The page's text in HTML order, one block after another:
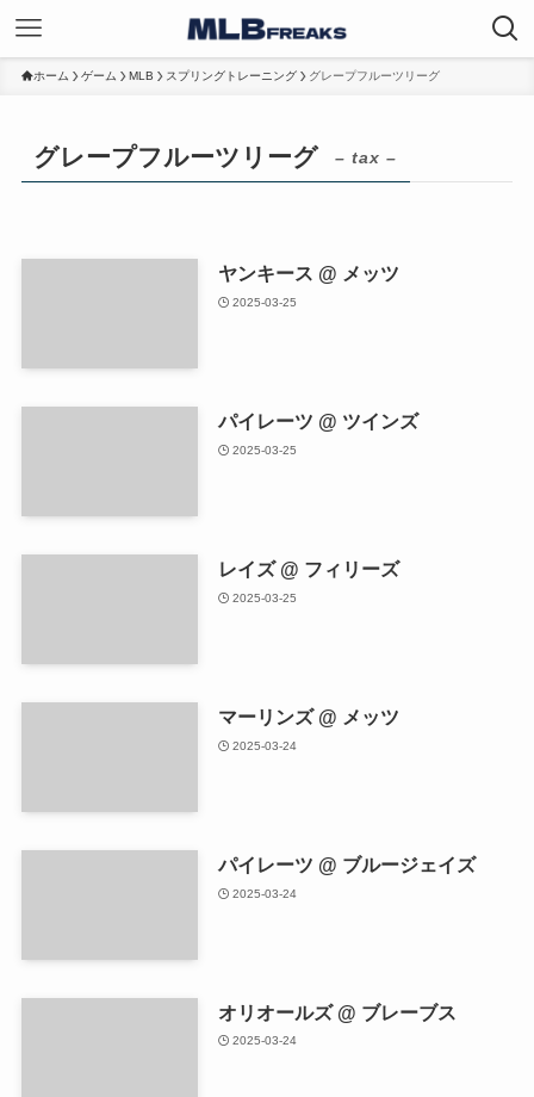
ホーム ゲーム MLB スプリングトレーニング グレープフルーツリーグ
グレープフルーツリーグ – tax –
ヤンキース @ メッツ
2025-03-25
パイレーツ @ ツインズ
2025-03-25
レイズ @ フィリーズ
2025-03-25
マーリンズ @ メッツ
2025-03-24
パイレーツ @ ブルージェイズ
2025-03-24
オリオールズ @ ブレーブス
2025-03-24